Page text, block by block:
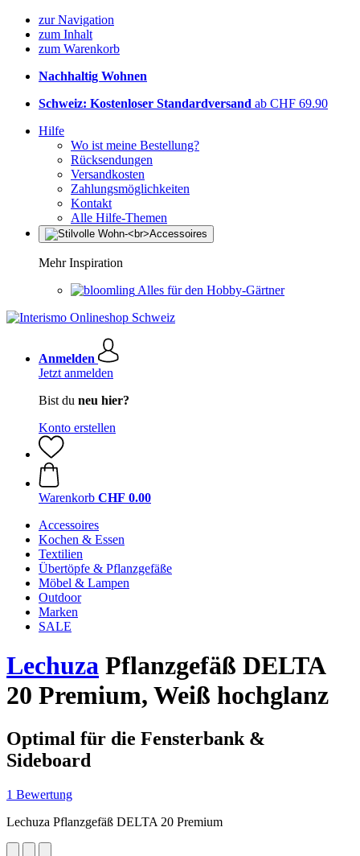
zur Navigation
zum Inhalt
zum Warenkorb
Nachhaltig Wohnen
Schweiz: Kostenloser Standardversand ab CHF 69.90
Hilfe
Wo ist meine Bestellung?
Rücksendungen
Versandkosten
Zahlungsmöglichkeiten
Kontakt
Alle Hilfe-Themen
Mehr Inspiration
Alles für den Hobby-Gärtner
Anmelden
Jetzt anmelden
Bist du neu hier?
Konto erstellen
Warenkorb CHF 0.00
Accessoires
Kochen & Essen
Textilien
Übertöpfe & Pflanzgefäße
Möbel & Lampen
Outdoor
Marken
SALE
Lechuza Pflanzgefäß DELTA
20 Premium, Weiß hochglanz
Optimal für die Fensterbank &
Sideboard
1 Bewertung
Lechuza Pflanzgefäß DELTA 20 Premium